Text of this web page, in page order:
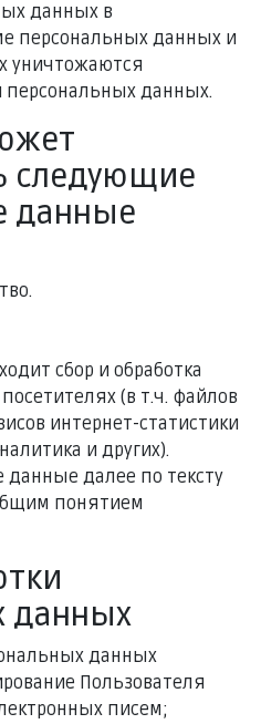
данных в
персональных данных и
уничтожаются
данных.
следующие
данные
сбор и обработка
(в т.ч. файлов
интернет-статистики
и других).
далее по тексту
понятием
данных
данных
Пользователя
писем;